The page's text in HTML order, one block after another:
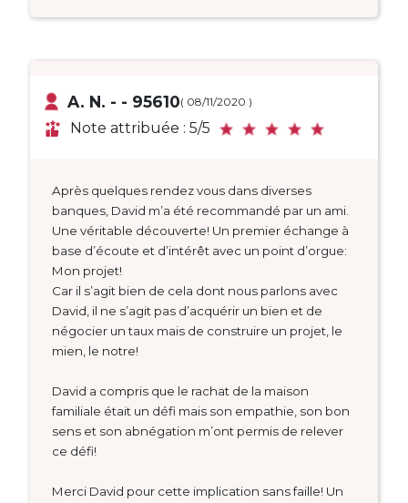
A. N. - - 95610( 08/11/2020 )
Note attribuée : 5/5
Après quelques rendez vous dans diverses
banques, David m’a été recommandé par un ami.
Une véritable découverte! Un premier échange à
base d’écoute et d’intérêt avec un point d’orgue:
Mon projet!
Car il s’agit bien de cela dont nous parlons avec
David, il ne s’agit pas d’acquérir un bien et de
négocier un taux mais de construire un projet, le
mien, le notre!
David a compris que le rachat de la maison
familiale était un défi mais son empathie, son bon
sens et son abnégation m’ont permis de relever
ce défi!
Merci David pour cette implication sans faille! Un